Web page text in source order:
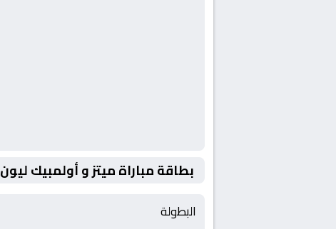
بطاقة مباراة ميتز و أولمبيك ليون
البطولة